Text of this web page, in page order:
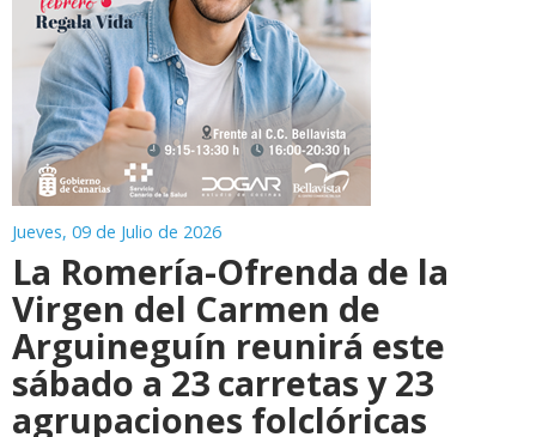
Jueves, 09 de Julio de 2026
La Romería-Ofrenda de la
Virgen del Carmen de
Arguineguín reunirá este
sábado a 23 carretas y 23
agrupaciones folclóricas